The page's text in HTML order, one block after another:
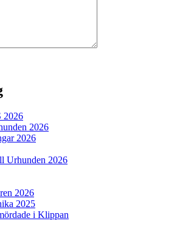
2026
2026
2026
Urhunden 2026
2026
2025
i Klippan